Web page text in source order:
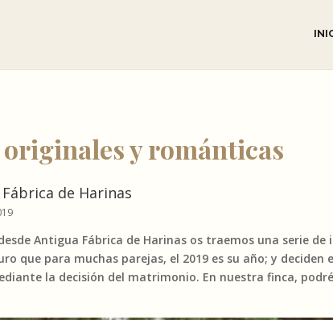
originales y románticas
de Harinas
Antigua Fábrica de Harinas os traemos una serie de
que para muchas parejas, el 2019 es su año; y
la decisión del matrimonio. En nuestra finca,